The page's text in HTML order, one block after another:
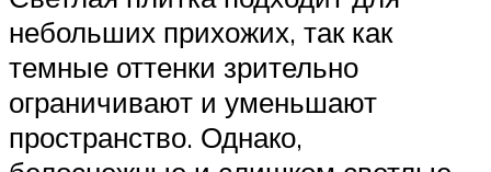
небольших прихожих, так как
темные оттенки зрительно
ограничивают и уменьшают
пространство. Однако,